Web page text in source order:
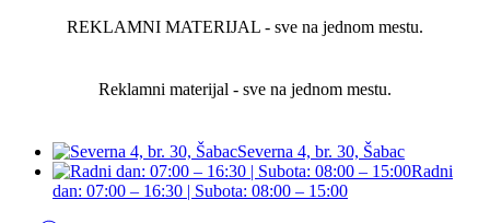
REKLAMNI MATERIJAL - sve na jednom mestu.
Reklamni materijal - sve na jednom mestu.
Severna 4, br. 30, Šabac
Radni
dan: 07:00 – 16:30 | Subota: 08:00 – 15:00